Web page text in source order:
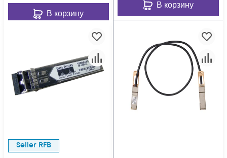
В корзину
В корзину
Seller RFB